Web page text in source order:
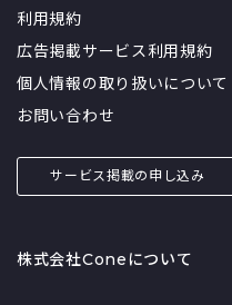
利用規約
広告掲載サービス利用規約
個人情報の取り扱いについて
お問い合わせ
サービス掲載の申し込み
株式会社Coneについて